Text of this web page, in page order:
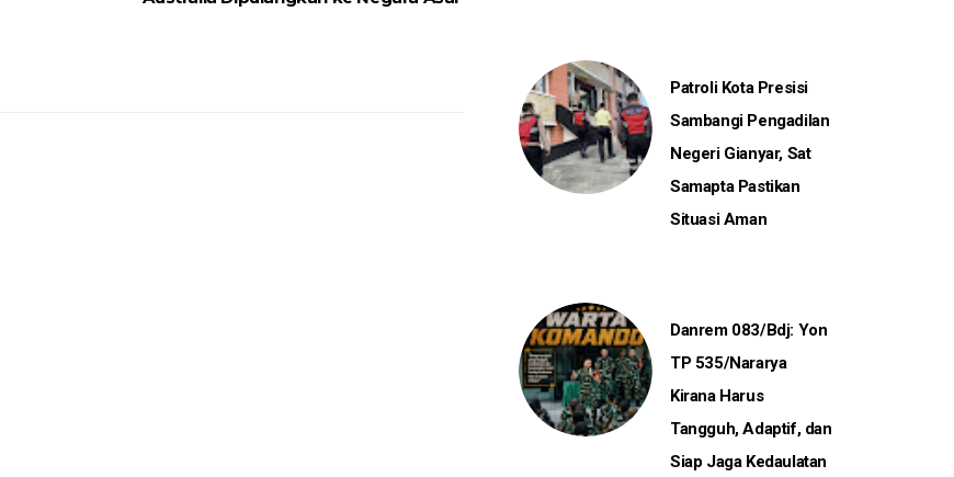
Patroli Kota Presisi
Sambangi Pengadilan
Negeri Gianyar, Sat
Samapta Pastikan
Situasi Aman
Danrem 083/Bdj: Yon
TP 535/Nararya
Kirana Harus
Tangguh, Adaptif, dan
Siap Jaga Kedaulatan